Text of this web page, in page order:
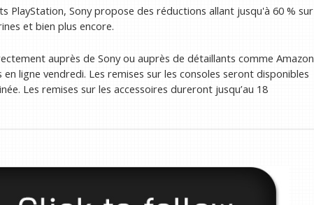
PlayStation, Sony propose des réductions allant jusqu'à 60 % sur
et bien plus encore.
auprès de Sony ou auprès de détaillants comme Amazon
ligne vendredi. Les remises sur les consoles seront disponibles
Les remises sur les accessoires dureront jusqu’au 18